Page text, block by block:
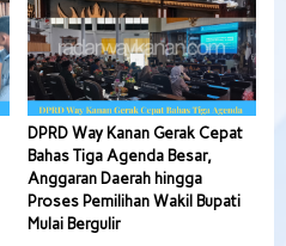
DPRD Way Kanan Gerak Cepat
Bahas Tiga Agenda Besar,
Anggaran Daerah hingga
Proses Pemilihan Wakil Bupati
Mulai Bergulir